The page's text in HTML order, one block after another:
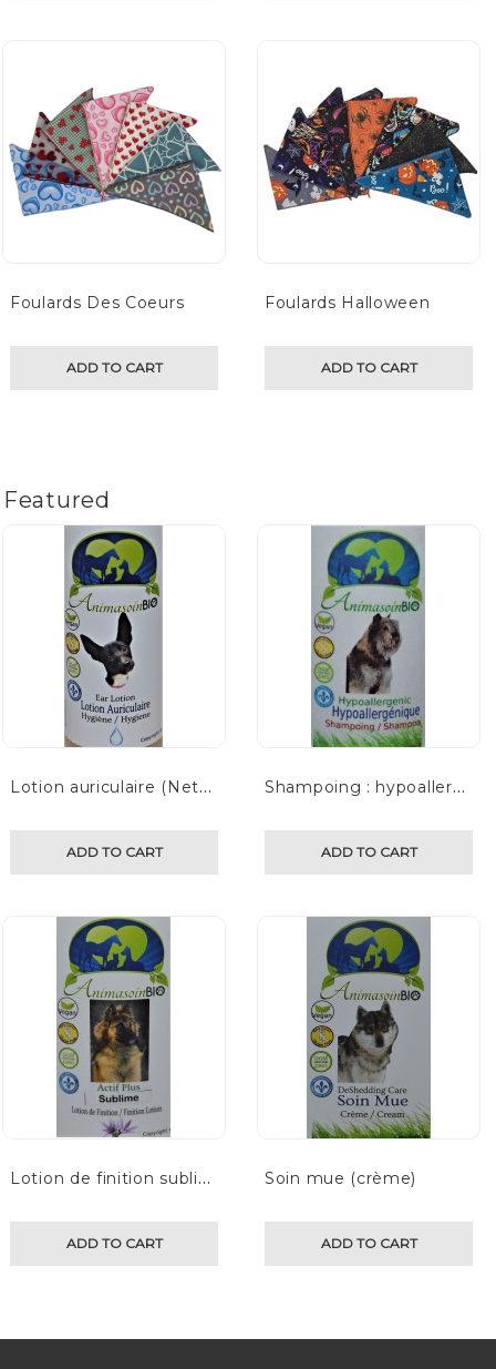
Foulards Des Coeurs
ADD TO CART
Foulards Halloween
ADD TO CART
Featured
L
otion auriculaire (Nettoyant pour oreille liquide)
ADD TO CART
S
hampoing : hypoallergénique
ADD TO CART
L
otion de finition sublime
ADD TO CART
Soin mue (crème)
ADD TO CART